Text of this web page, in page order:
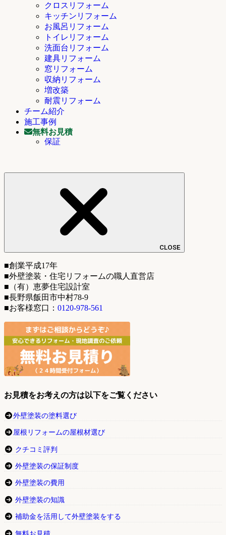
クロスリフォーム
キッチンリフォーム
お風呂リフォーム
トイレリフォーム
洗面台リフォーム
建具リフォーム
窓リフォーム
収納リフォーム
増改築
耐震リフォーム
チーム紹介
施工事例
無料お見積
保証
CLOSE
■創業平成17年
■外壁塗装・住宅リフォームの職人直営店
■（有）恵夢住宅設計室
■長野県飯田市中村78-9
■お客様窓口： 0120-978-561
お見積をお考えの方は以下をご覧ください
外壁塗装の塗料選び
屋根リフォームの屋根材選び
クチコミ評判
外壁塗装の保証制度
外壁塗装の費用
外壁塗装の知識
補助金を活用して外壁塗装をする